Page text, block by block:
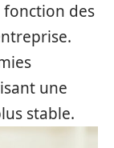
fonction des
une
stable.